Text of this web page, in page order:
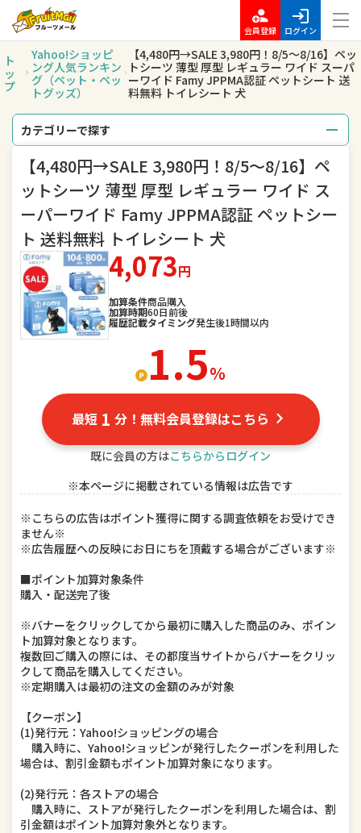
会員登録 ログイン
ト
ッ
プ
Yahoo!ショッピ
ング人気ランキン
グ（ペット・ペッ
トグッズ）
【4,480円→SALE 3,980円！8/5〜8/16】ペッ
トシーツ 薄型 厚型 レギュラー ワイド スーパ
ーワイド Famy JPPMA認証 ペットシート 送
料無料 トイレシート 犬
カテゴリーで探す
総合 レディースファッション
メンズファッション バッグ
腕時計 キッズ・ベビー・マタニティ
スポーツ アウトドア、釣り
家電
食品
DIY、工具 キッチン用品・食器・調理器具
本・雑誌・コミック ゲーム、おもちゃ
楽器、手芸、コレクション 車用品・バイク用品
美容・コスメ・香水
ペット・ペットグッズ
【4,480円→SALE 3,980円！8/5〜8/16】ペ
ットシーツ 薄型 厚型 レギュラー ワイド ス
ーパーワイド Famy JPPMA認証 ペットシー
ト 送料無料 トイレシート 犬
4,073円
加算条件商品購入
加算時期60日前後
履歴記載タイミング発生後1時間以内
1.5％
最短 1 分！無料会員登録はこちら
既に会員の方はこちらからログイン
※本ページに掲載されている情報は広告です
※こちらの広告はポイント獲得に関する調査依頼をお受けでき
ません※
※広告履歴への反映にお日にちを頂戴する場合がございます※
■ポイント加算対象条件
購入・配送完了後
※バナーをクリックしてから最初に購入した商品のみ、ポイン
ト加算対象となります。
複数回ご購入の際には、その都度当サイトからバナーをクリッ
クして商品を購入してください。
※定期購入は最初の注文の金額のみが対象
【クーポン】
(1)発行元：Yahoo!ショッピングの場合
購入時に、Yahoo!ショッピンが発行したクーポンを利用した
場合は、割引金額もポイント加算対象になります。
(2)発行元：各ストアの場合
購入時に、ストアが発行したクーポンを利用した場合は、割
引金額はポイント加算対象外となります。